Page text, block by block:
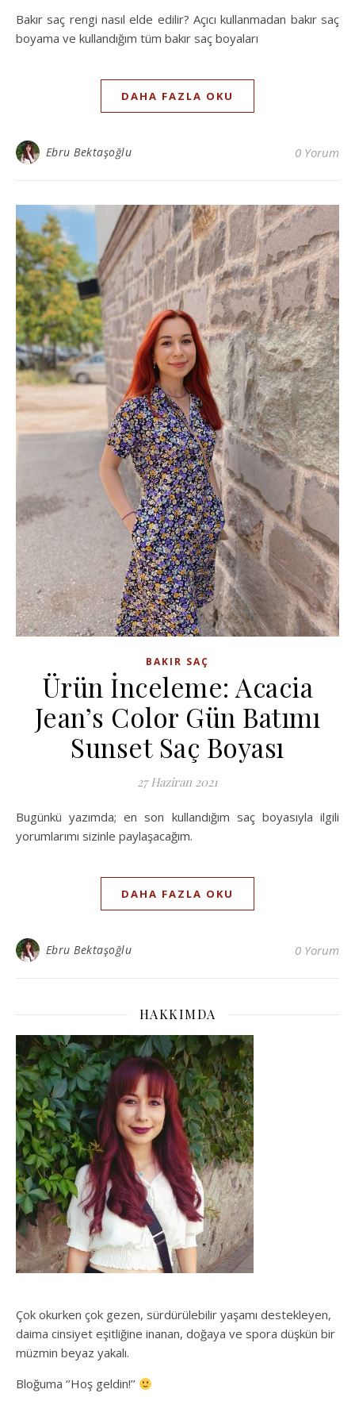
Bakır saç rengi nasıl elde edilir? Açıcı kullanmadan bakır saç
boyama ve kullandığım tüm bakır saç boyaları
DAHA FAZLA OKU
Ebru Bektaşoğlu 0 Yorum
BAKIR SAÇ
Ürün İnceleme: Acacia
Jean’s Color Gün Batımı
Sunset Saç Boyası
27 Haziran 2021
Bugünkü yazımda; en son kullandığım saç boyasıyla ilgili
yorumlarımı sizinle paylaşacağım.
DAHA FAZLA OKU
Ebru Bektaşoğlu 0 Yorum
HAKKIMDA
Çok okurken çok gezen, sürdürülebilir yaşamı destekleyen,
daima cinsiyet eşitliğine inanan, doğaya ve spora düşkün bir
müzmin beyaz yakalı.
Bloğuma ‘’Hoş geldin!’’